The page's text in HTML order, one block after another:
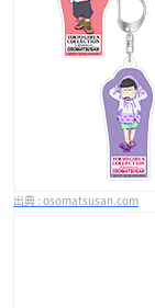
osomatsusan.com